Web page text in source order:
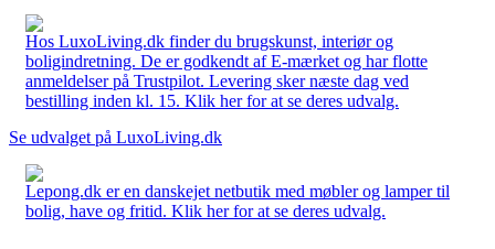
Hos LuxoLiving.dk finder du brugskunst, interiør og
boligindretning. De er godkendt af E-mærket og har flotte
anmeldelser på Trustpilot. Levering sker næste dag ved
bestilling inden kl. 15. Klik her for at se deres udvalg.
Se udvalget på LuxoLiving.dk
Lepong.dk er en danskejet netbutik med møbler og lamper til
bolig, have og fritid. Klik her for at se deres udvalg.